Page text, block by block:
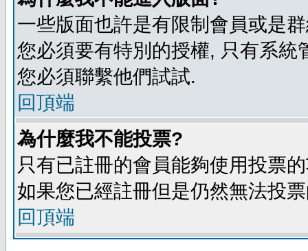
一些版面也許是有限制會員或是
您必須要有特別的授權, 只有系
您必須聯繫他們試試.
回頂端
為什麼我不能投票?
只有已註冊的會員能夠使用投票
如果您已經註冊但是仍然無法投
回頂端